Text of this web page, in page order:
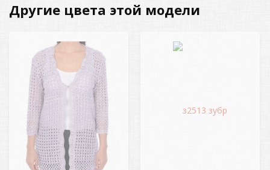
Другие цвета этой модели